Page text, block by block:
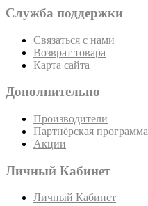
Служба поддержки
Связаться с нами
Возврат товара
Карта сайта
Дополнительно
Производители
Партнёрская программа
Акции
Личный Кабинет
Личный Кабинет